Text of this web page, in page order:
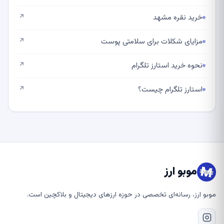
خرید نقره مشهد
مزایای شکلات برای سلامتی پوست
نحوه خرید استارز تلگرام
استارز تلگرام چیست؟
موبو ارز
ارز، رسانه‌ای تخصصی در حوزه ارزهای دیجیتال و بلاکچین است.